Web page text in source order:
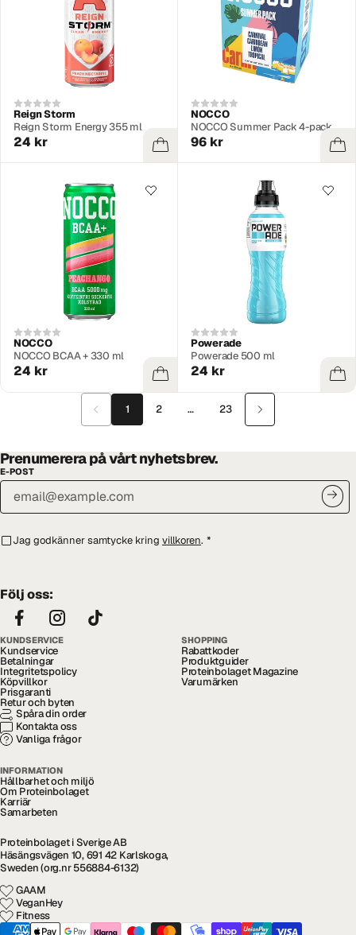
Reign Storm
Reign Storm Energy 355 ml
24 kr
NOCCO
NOCCO Summer Pack 4-pack
96 kr
NOCCO
NOCCO BCAA + 330 ml
24 kr
Powerade
Powerade 500 ml
24 kr
1 2 … 23
Prenumerera på vårt nyhetsbrev.
E-POST
Jag godkänner samtycke kring villkoren. *
Följ oss:
KUNDSERVICE
Kundservice
Betalningar
Integritetspolicy
Köpvillkor
Prisgaranti
Retur och byten
Spåra din order
Kontakta oss
Vanliga frågor
SHOPPING
Rabattkoder
Produktguider
Proteinbolaget Magazine
Varumärken
INFORMATION
Hållbarhet och miljö
Om Proteinbolaget
Karriär
Samarbeten
Proteinbolaget i Sverige AB
Häsängsvägen 10, 691 42 Karlskoga,
Sweden (org.nr 556884-6132)
GAAM
VeganHey
Fitness